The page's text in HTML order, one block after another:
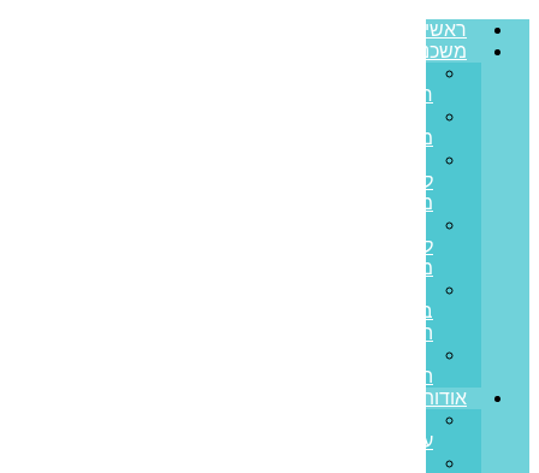
ראשי
משכנתאות
חדשה
משכנתא
לכל
מטרה
לנכס
מסחרי
בערבות
המדינה
הפוכה
אודותינו
עלינו